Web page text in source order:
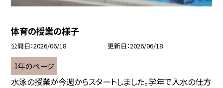
体育の授業の様子
公開日 2026/06/18 更新日 2026/06/18
1年のページ
水泳の授業が今週からスタートしました。学年で入水の仕方